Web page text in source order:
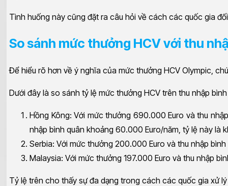
Tình huống này cũng đặt ra câu hỏi về cách các quốc gia
So sánh mức thưởng HCV với thu
Để hiểu rõ hơn về ý nghĩa của mức thưởng HCV Olympic,
Dưới đây là so sánh tỷ lệ mức thưởng HCV trên thu nhập
Hồng Kông: Với mức thưởng 690.000 Euro và thu
nhập bình quân khoảng 60.000 Euro/năm, tỷ lệ này là
Serbia: Với mức thưởng 200.000 Euro và thu nhập
Malaysia: Với mức thưởng 197.000 Euro và thu nhập
Tỷ lệ trên cho thấy sự đa dạng trong cách các quốc gia xử